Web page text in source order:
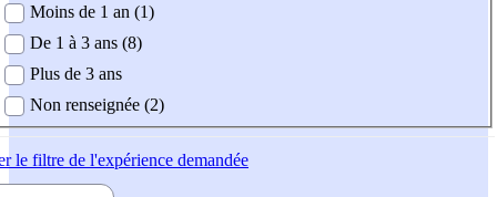
demandée
Moins de 1 an (1)
De 1 à 3 ans (8)
Plus de 3 ans
Non renseignée (2)
le filtre de l'expérience demandée